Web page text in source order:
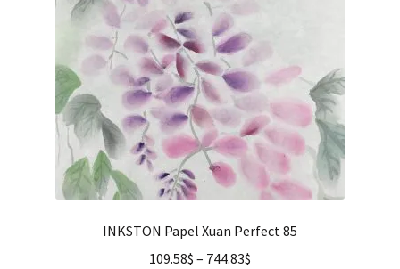
INKSTON Papel Xuan Perfect 85
109.58$ – 744.83$